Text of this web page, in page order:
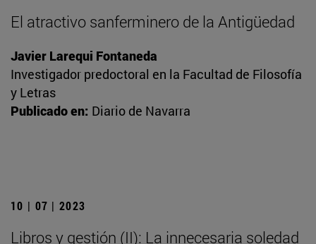
El atractivo sanferminero de la Antigüedad
Javier Larequi Fontaneda
Investigador predoctoral en la Facultad de Filosofía
y Letras
Publicado en: Diario de Navarra
10 | 07 | 2023
Libros y gestión (II): La innecesaria soledad